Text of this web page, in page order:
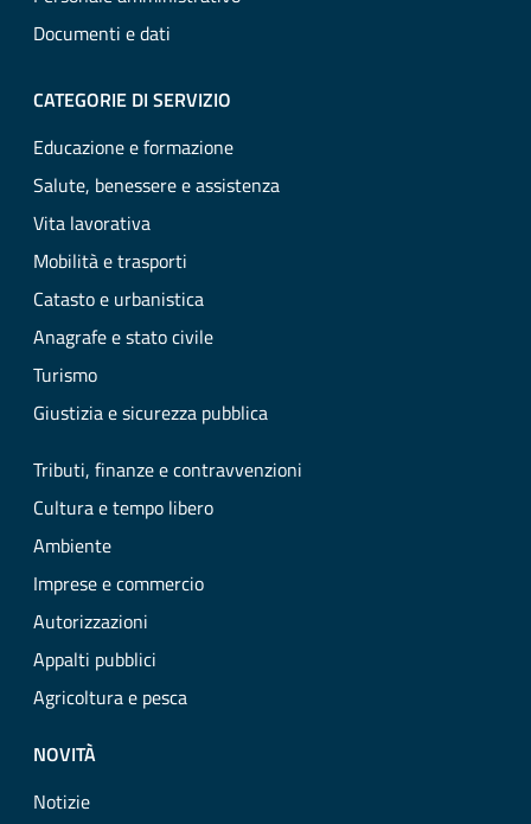
Documenti e dati
CATEGORIE DI SERVIZIO
Educazione e formazione
Salute, benessere e assistenza
Vita lavorativa
Mobilità e trasporti
Catasto e urbanistica
Anagrafe e stato civile
Turismo
Giustizia e sicurezza pubblica
Tributi, finanze e contravvenzioni
Cultura e tempo libero
Ambiente
Imprese e commercio
Autorizzazioni
Appalti pubblici
Agricoltura e pesca
NOVITÀ
Notizie